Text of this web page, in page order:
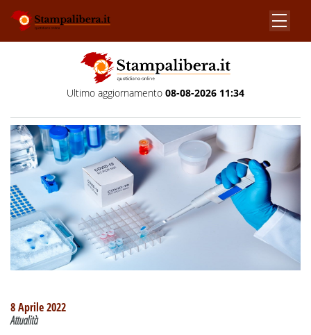
Ultimo aggiornamento 08-08-2026 11:34
8 Aprile 2022
Attualità